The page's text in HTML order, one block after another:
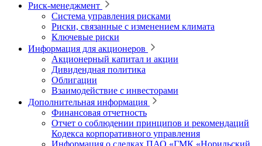
Риск-менеджмент
Система управления рисками
Риски, связанные с изменением климата
Ключевые риски
Информация для акционеров
Акционерный капитал и акции
Дивидендная политика
Облигации
Взаимодействие с инвесторами
Дополнительная информация
Финансовая отчетность
Отчет о соблюдении принципов и рекомендаций
Кодекса корпоративного управления
Информация о сделках ПАО «ГМК «Норильский